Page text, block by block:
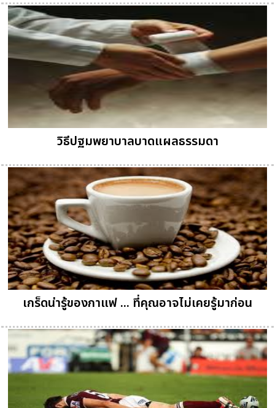
วิธีปฐมพยาบาลบาดแผลธรรมดา
เกร็ดน่ารู้ของกาแฟ ... ที่คุณอาจไม่เคยรู้มาก่อน